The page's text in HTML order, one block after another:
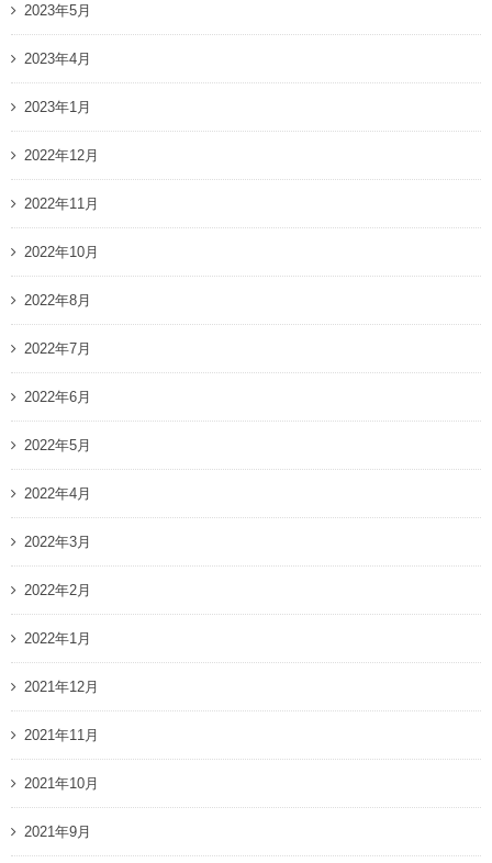
2023年5月
2023年4月
2023年1月
2022年12月
2022年11月
2022年10月
2022年8月
2022年7月
2022年6月
2022年5月
2022年4月
2022年3月
2022年2月
2022年1月
2021年12月
2021年11月
2021年10月
2021年9月